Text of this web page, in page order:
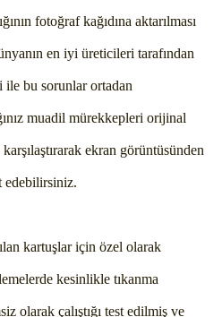
fotoğraf kağıdına aktarılması
en iyi üreticileri tarafından
bu sorunlar ortadan
muadil mürekkepleri orijinal
ekran görüntüsünden
edebilirsiniz.
kartuşlar için özel olarak
kesinlikle tıkanma
olarak çalıştığı test edilmiş ve